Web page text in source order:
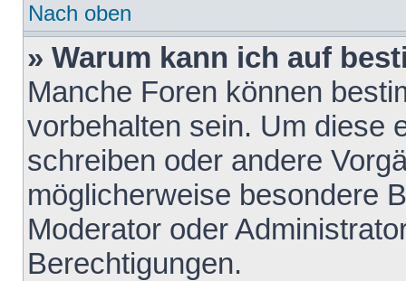
Nach oben
» Warum kann ich auf
Manche Foren können
vorbehalten sein. Um diese
schreiben oder andere
möglicherweise besondere
Moderator oder
Berechtigungen.